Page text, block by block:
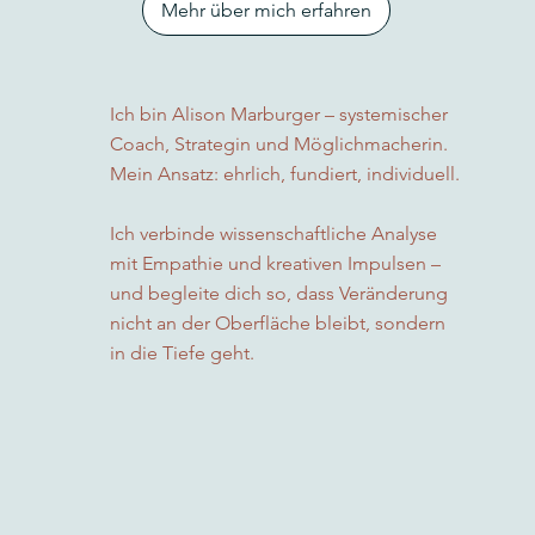
Mehr über mich erfahren
Ich bin Alison Marburger – systemischer
Coach, Strategin und Möglichmacherin.
Mein Ansatz: ehrlich, fundiert, individuell.
Ich verbinde wissenschaftliche Analyse
mit Empathie und kreativen Impulsen –
und begleite dich so, dass Veränderung
nicht an der Oberfläche bleibt, sondern
in die Tiefe geht.